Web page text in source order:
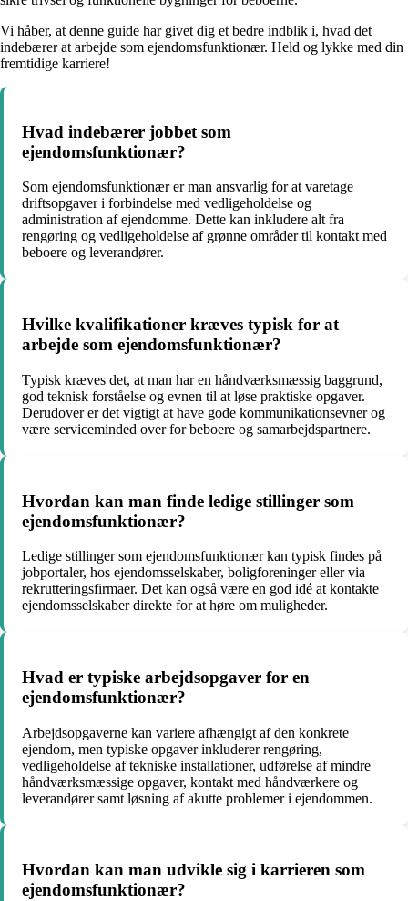
Vi håber, at denne guide har givet dig et bedre indblik i, hvad det
indebærer at arbejde som ejendomsfunktionær. Held og lykke med din
fremtidige karriere!
Hvad indebærer jobbet som
ejendomsfunktionær?
Som ejendomsfunktionær er man ansvarlig for at varetage
driftsopgaver i forbindelse med vedligeholdelse og
administration af ejendomme. Dette kan inkludere alt fra
rengøring og vedligeholdelse af grønne områder til kontakt med
beboere og leverandører.
Hvilke kvalifikationer kræves typisk for at
arbejde som ejendomsfunktionær?
Typisk kræves det, at man har en håndværksmæssig baggrund,
god teknisk forståelse og evnen til at løse praktiske opgaver.
Derudover er det vigtigt at have gode kommunikationsevner og
være serviceminded over for beboere og samarbejdspartnere.
Hvordan kan man finde ledige stillinger som
ejendomsfunktionær?
Ledige stillinger som ejendomsfunktionær kan typisk findes på
jobportaler, hos ejendomsselskaber, boligforeninger eller via
rekrutteringsfirmaer. Det kan også være en god idé at kontakte
ejendomsselskaber direkte for at høre om muligheder.
Hvad er typiske arbejdsopgaver for en
ejendomsfunktionær?
Arbejdsopgaverne kan variere afhængigt af den konkrete
ejendom, men typiske opgaver inkluderer rengøring,
vedligeholdelse af tekniske installationer, udførelse af mindre
håndværksmæssige opgaver, kontakt med håndværkere og
leverandører samt løsning af akutte problemer i ejendommen.
Hvordan kan man udvikle sig i karrieren som
ejendomsfunktionær?